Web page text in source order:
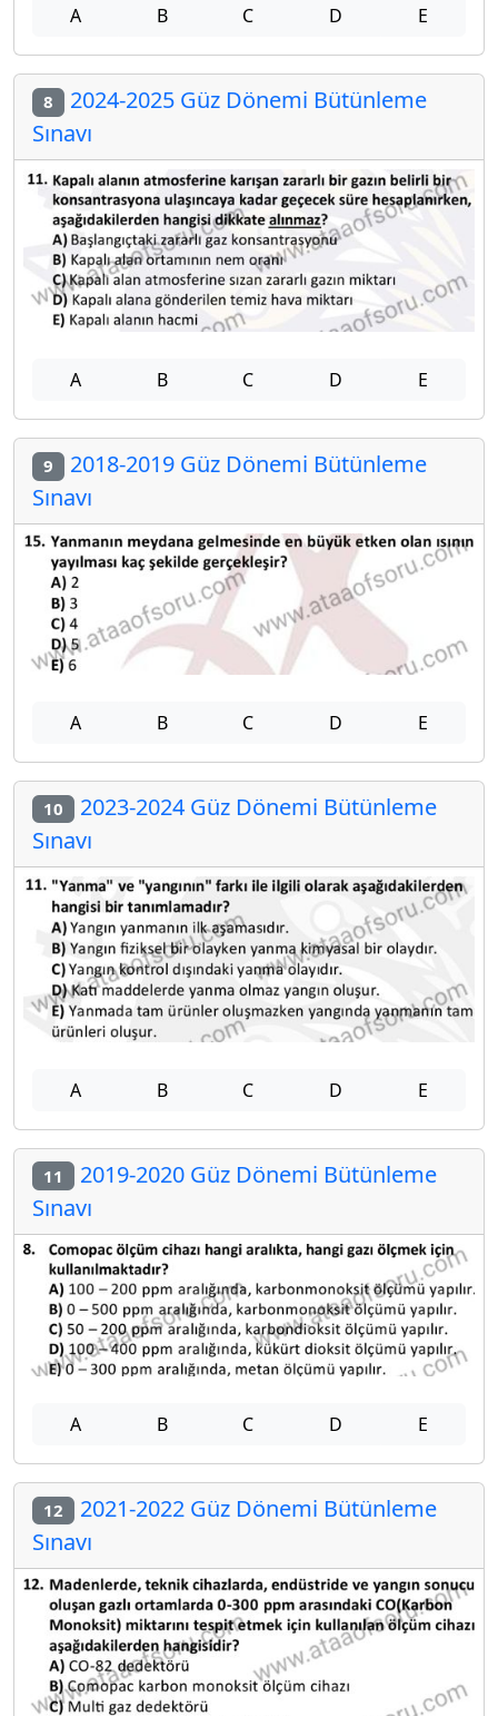
A B C D E
8 2024-2025 Güz Dönemi Bütünleme
Sınavı
A B C D E
9 2018-2019 Güz Dönemi Bütünleme
Sınavı
A B C D E
10 2023-2024 Güz Dönemi Bütünleme
Sınavı
A B C D E
11 2019-2020 Güz Dönemi Bütünleme
Sınavı
A B C D E
12 2021-2022 Güz Dönemi Bütünleme
Sınavı